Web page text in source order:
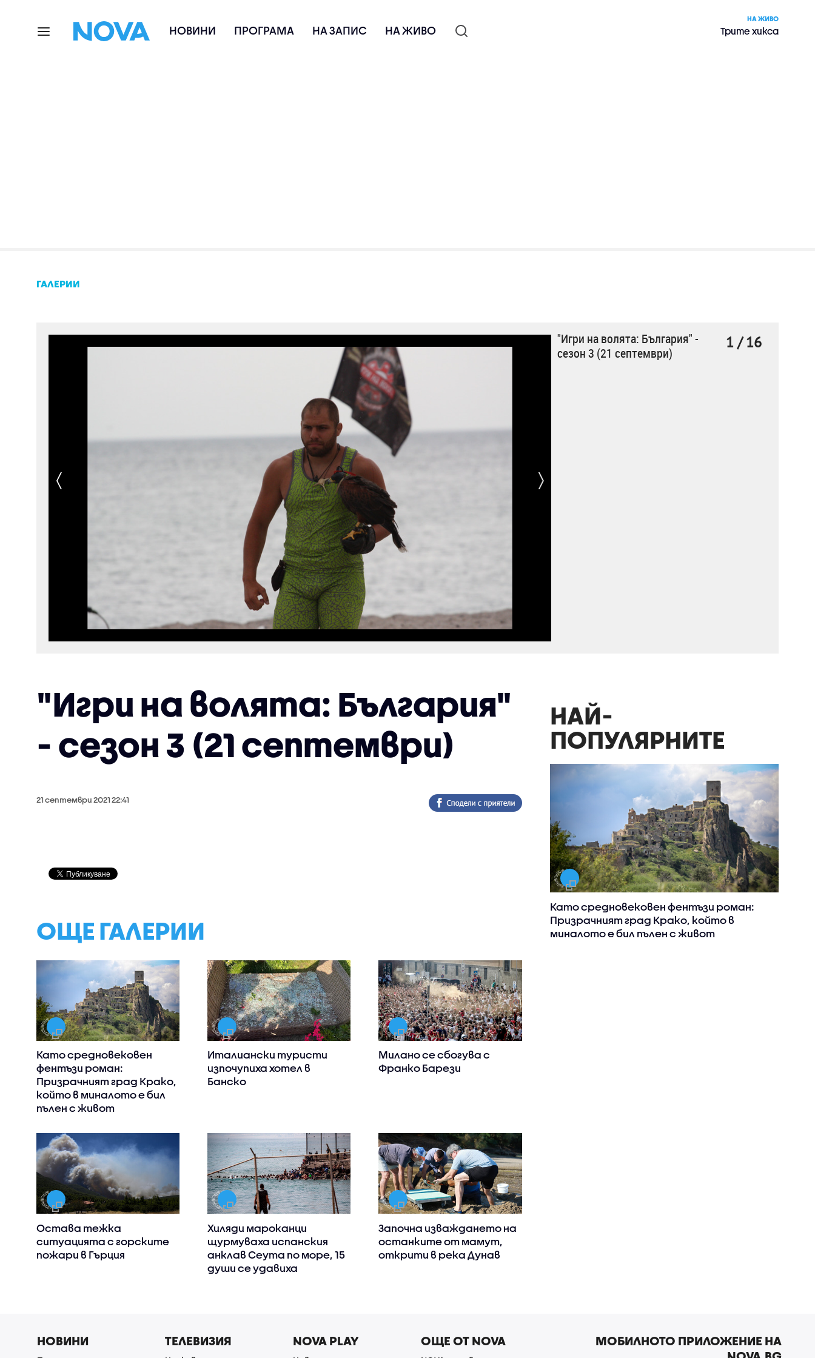
НОВИНИ ПРОГРАМА НА ЗАПИС НА ЖИВО
НА ЖИВО
Трите хикса
ГАЛЕРИИ
"Игри на волята: България" -
сезон 3 (21 септември)
1 / 16
"Игри на волята: България"
- сезон 3 (21 септември)
21 септември 2021 22:41
ОЩЕ ГАЛЕРИИ
Като средновековен
фентъзи роман:
Призрачният град Крако,
който в миналото е бил
пълен с живот
Италиански туристи
изпочупиха хотел в
Банско
Милано се сбогува с
Франко Барези
Остава тежка
ситуацията с горските
пожари в Гърция
Хиляди мароканци
щурмуваха испанския
анклав Сеута по море, 15
души се удавиха
Започна изваждането на
останките от мамут,
открити в река Дунав
НАЙ-
ПОПУЛЯРНИТЕ
Като средновековен фентъзи роман:
Призрачният град Крако, който в
миналото е бил пълен с живот
НОВИНИ ТЕЛЕВИЗИЯ NOVA PLAY ОЩЕ ОТ NOVA
МОБИЛНОТО ПРИЛОЖЕНИЕ НА